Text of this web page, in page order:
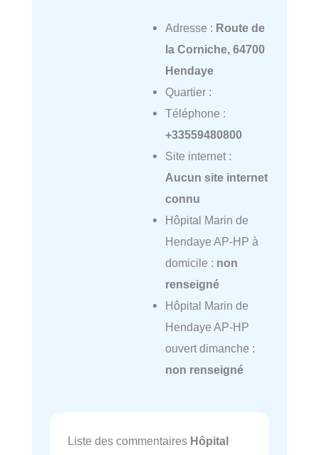
Adresse : Route de
la Corniche, 64700
Hendaye
Quartier :
Téléphone :
+33559480800
Site internet :
Aucun site internet
connu
Hôpital Marin de
Hendaye AP-HP à
domicile : non
renseigné
Hôpital Marin de
Hendaye AP-HP
ouvert dimanche :
non renseigné
Liste des commentaires Hôpital